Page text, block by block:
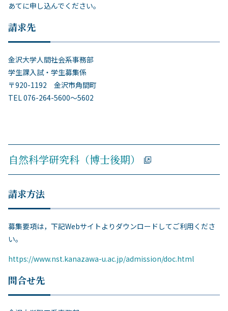
あてに申し込んでください。
請求先
金沢大学人間社会系事務部
学生課入試・学生募集係
〒920-1192 金沢市角間町
TEL 076-264-5600～5602
自然科学研究科（博士後期）
請求方法
募集要項は，下記Webサイトよりダウンロードしてご利用くださ
い。
https://www.nst.kanazawa-u.ac.jp/admission/doc.html
問合せ先